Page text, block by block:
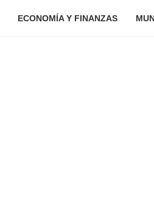
ECONOMÍA Y FINANZAS